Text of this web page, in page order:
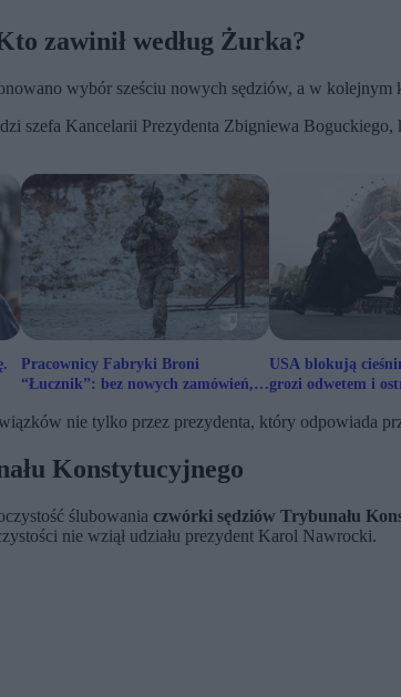
zawinił według Żurka?
wybór sześciu nowych sędziów, a w kolejnym
szefa Kancelarii Prezydenta Zbigniewa Boguckiego,
Pracownicy Fabryki Broni
“Łucznik”: bez nowych zamówień,
USA blokują
grozi odwetem i
nie tylko przez prezydenta, który odpowiada
Konstytucyjnego
ślubowania czwórki sędziów Trybunału
nie wziął udziału prezydent Karol Nawrocki.